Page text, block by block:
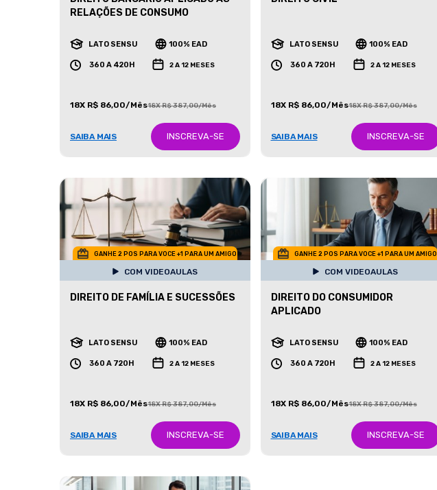
RELAÇÕES DE CONSUMO
LATO SENSU 100% EAD
360 A 420H 2 A 12 MESES
18X R$ 86,00/Mês18X R$ 387,00/Mês
SAIBA MAIS INSCREVA-SE
LATO SENSU 100% EAD
360 A 720H 2 A 12 MESES
18X R$ 86,00/Mês18X R$ 387,00/Mês
SAIBA MAIS INSCREVA-SE
GANHE 2 POS PARA VOCE +1 PARA UM AMIGO
COM VIDEOAULAS
DIREITO DE FAMÍLIA E SUCESSÕES
LATO SENSU 100% EAD
360 A 720H 2 A 12 MESES
18X R$ 86,00/Mês18X R$ 387,00/Mês
SAIBA MAIS INSCREVA-SE
GANHE 2 POS PARA VOCE +1 PARA UM AMIGO
COM VIDEOAULAS
DIREITO DO CONSUMIDOR
APLICADO
LATO SENSU 100% EAD
360 A 720H 2 A 12 MESES
18X R$ 86,00/Mês18X R$ 387,00/Mês
SAIBA MAIS INSCREVA-SE